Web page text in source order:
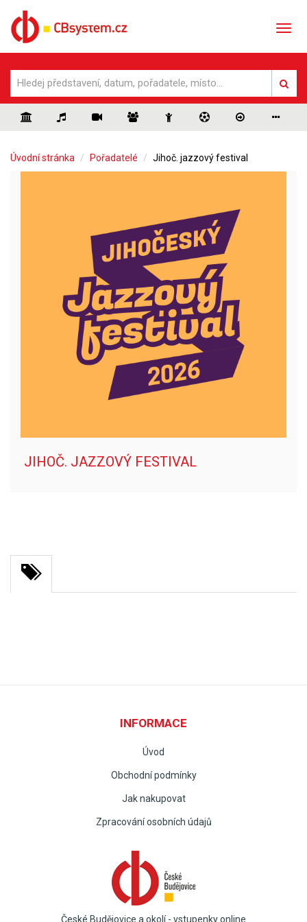
Úvodní stránka Pořadatelé Jihoč. jazzový festival
JIHOČ. JAZZOVÝ FESTIVAL
INFORMACE
Úvod
Obchodní podmínky
Jak nakupovat
Zpracování osobních údajů
České Budějovice a okolí - vstupenky online